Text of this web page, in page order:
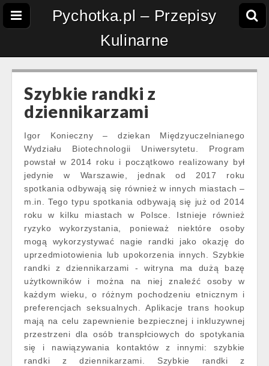
Pychotka.pl – Przepisy
Kulinarne
Szybkie randki z
dziennikarzami
Igor Konieczny – dziekan Międzyuczelnianego
Wydziału Biotechnologii Uniwersytetu. Program
powstał w 2014 roku i początkowo realizowany był
jedynie w Warszawie, jednak od 2017 roku
spotkania odbywają się również w innych miastach –
m.in. Tego typu spotkania odbywają się już od 2014
roku w kilku miastach w Polsce. Istnieje również
ryzyko wykorzystania, ponieważ niektóre osoby
mogą wykorzystywać nagie randki jako okazję do
uprzedmiotowienia lub upokorzenia innych. Szybkie
randki z dziennikarzami - witryna ma dużą bazę
użytkowników i można na niej znaleźć osoby w
każdym wieku, o różnym pochodzeniu etnicznym i
preferencjach seksualnych. Aplikacje trans hookup
mają na celu zapewnienie bezpiecznej i inkluzywnej
przestrzeni dla osób transpłciowych do spotykania
się i nawiązywania kontaktów z innymi: szybkie
randki z dziennikarzami. Szybkie randki z